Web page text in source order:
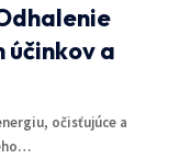
účinkov a
očisťujúce a